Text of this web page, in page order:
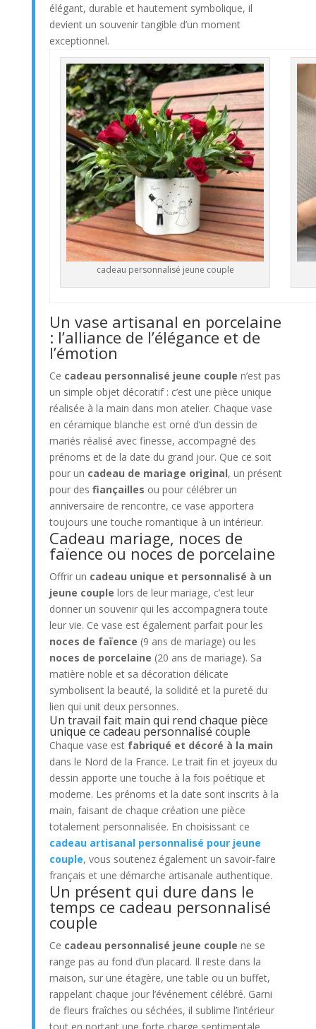
élégant, durable et hautement symbolique, il
devient un souvenir tangible d’un moment
exceptionnel.
cadeau personnalisé jeune couple
Un vase artisanal en porcelaine
: l’alliance de l’élégance et de
l’émotion
Ce cadeau personnalisé jeune couple n’est pas
un simple objet décoratif : c’est une pièce unique
réalisée à la main dans mon atelier. Chaque vase
en céramique blanche est orné d’un dessin de
mariés réalisé avec finesse, accompagné des
prénoms et de la date du grand jour. Que ce soit
pour un cadeau de mariage original, un présent
pour des fiançailles ou pour célébrer un
anniversaire de rencontre, ce vase apportera
toujours une touche romantique à un intérieur.
Cadeau mariage, noces de
faïence ou noces de porcelaine
Offrir un cadeau unique et personnalisé à un
jeune couple lors de leur mariage, c’est leur
donner un souvenir qui les accompagnera toute
leur vie. Ce vase est également parfait pour les
noces de faïence (9 ans de mariage) ou les
noces de porcelaine (20 ans de mariage). Sa
matière noble et sa décoration délicate
symbolisent la beauté, la solidité et la pureté du
lien qui unit deux personnes.
Un travail fait main qui rend chaque pièce
unique ce cadeau personnalisé couple
Chaque vase est fabriqué et décoré à la main
dans le Nord de la France. Le trait fin et joyeux du
dessin apporte une touche à la fois poétique et
moderne. Les prénoms et la date sont inscrits à la
main, faisant de chaque création une pièce
totalement personnalisée. En choisissant ce
cadeau artisanal personnalisé pour jeune
couple, vous soutenez également un savoir-faire
français et une démarche artisanale authentique.
Un présent qui dure dans le
temps ce cadeau personnalisé
couple
Ce cadeau personnalisé jeune couple ne se
range pas au fond d’un placard. Il reste dans la
maison, sur une étagère, une table ou un buffet,
rappelant chaque jour l’événement célébré. Garni
de fleurs fraîches ou séchées, il sublime l’intérieur